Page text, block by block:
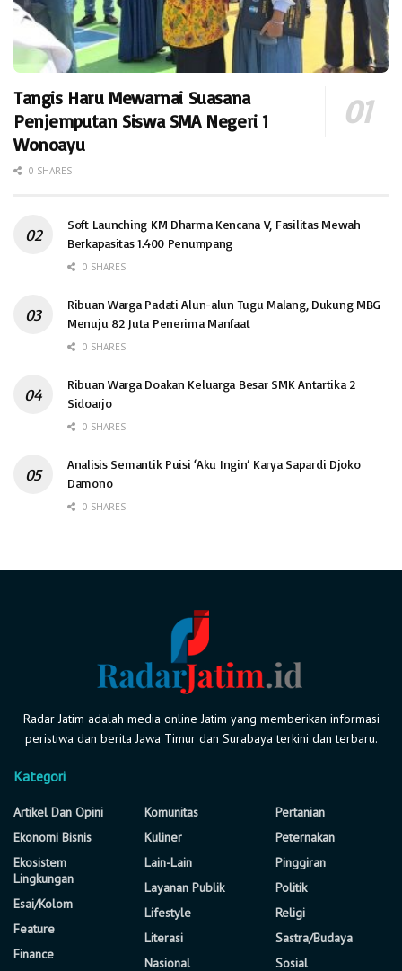
Tangis Haru Mewarnai Suasana
Penjemputan Siswa SMA Negeri 1
Wonoayu
0 SHARES
Soft Launching KM Dharma Kencana V, Fasilitas Mewah
Berkapasitas 1.400 Penumpang
0 SHARES
Ribuan Warga Padati Alun-alun Tugu Malang, Dukung MBG
Menuju 82 Juta Penerima Manfaat
0 SHARES
Ribuan Warga Doakan Keluarga Besar SMK Antartika 2
Sidoarjo
0 SHARES
Analisis Semantik Puisi ‘Aku Ingin’ Karya Sapardi Djoko
Damono
0 SHARES
Radar Jatim adalah media online Jatim yang memberikan informasi
peristiwa dan berita Jawa Timur dan Surabaya terkini dan terbaru.
Kategori
Artikel Dan Opini
Ekonomi Bisnis
Ekosistem
Lingkungan
Esai/Kolom
Feature
Finance
Komunitas
Kuliner
Lain-Lain
Layanan Publik
Lifestyle
Literasi
Nasional
Pertanian
Peternakan
Pinggiran
Politik
Religi
Sastra/Budaya
Sosial